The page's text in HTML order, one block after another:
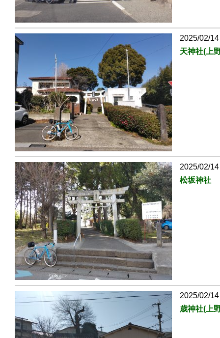
2025/02/
天神社(上
2025/02/
松坂神社
2025/02/
歳神社(上